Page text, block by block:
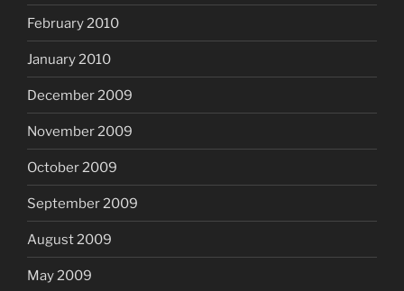
February 2010
January 2010
December 2009
November 2009
October 2009
September 2009
August 2009
May 2009